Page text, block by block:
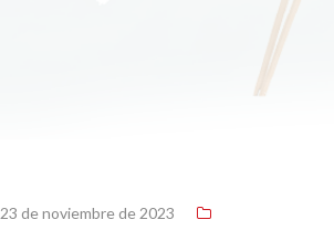
23 de noviembre de 2023